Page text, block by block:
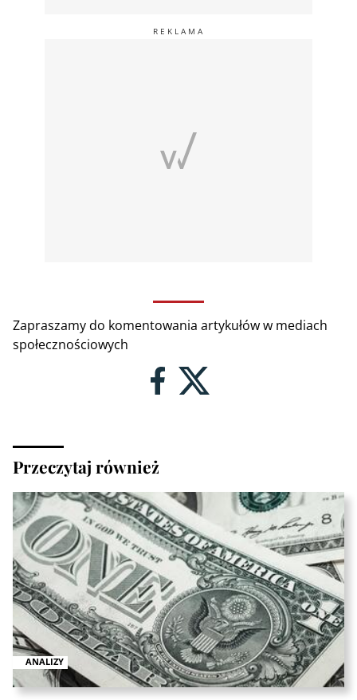
Zapraszamy do komentowania artykułów w mediach
społecznościowych
Przeczytaj również
ANALIZY